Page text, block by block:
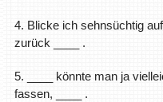
4. Blicke ich sehnsüchtig
zurück ____ .
5. ____ könnte man ja
fassen, ____ .